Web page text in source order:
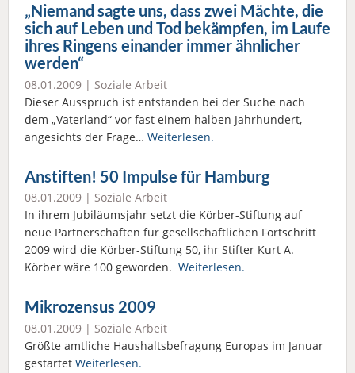
„Niemand sagte uns, dass zwei Mächte, die
sich auf Leben und Tod bekämpfen, im Laufe
ihres Ringens einander immer ähnlicher
werden“
08.01.2009 | Soziale Arbeit
Dieser Ausspruch ist entstanden bei der Suche nach
dem „Vaterland“ vor fast einem halben Jahrhundert,
angesichts der Frage… Weiterlesen.
Anstiften! 50 Impulse für Hamburg
08.01.2009 | Soziale Arbeit
In ihrem Jubiläumsjahr setzt die Körber-Stiftung auf
neue Partnerschaften für gesellschaftlichen Fortschritt
2009 wird die Körber-Stiftung 50, ihr Stifter Kurt A.
Körber wäre 100 geworden. Weiterlesen.
Mikrozensus 2009
08.01.2009 | Soziale Arbeit
Größte amtliche Haushaltsbefragung Europas im Januar
gestartet Weiterlesen.